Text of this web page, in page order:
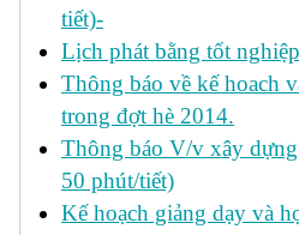
tiết)-
Lịch phát bằng tốt
Thông báo về kế hoach
trong đợt hè 2014.
Thông báo V/v xây
50 phút/tiết)
Kế hoạch giảng dạy và